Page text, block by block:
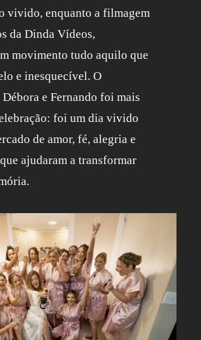
vivido, enquanto a filmagem
da Dinda Vídeos,
movimento tudo aquilo que
e inesquecível. O
Débora e Fernando foi mais
foi um dia vivido
de amor, fé, alegria e
ajudaram a transformar